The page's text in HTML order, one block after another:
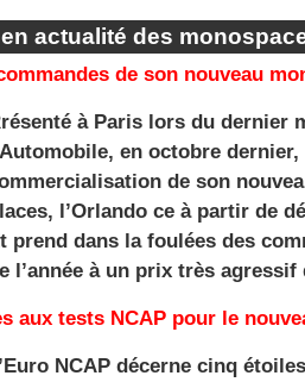
actualité des
de son nouveau
à Paris lors du dernier
en octobre
de son
l’Orlando ce à partir de
prend dans la foulées des
l’année à un prix très agressif
aux tests NCAP pour le
NCAP décerne cinq